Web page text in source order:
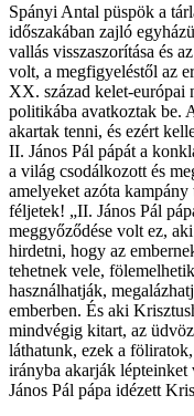
Spányi Antal püspök a
időszakában zajló
vallás visszaszorítása és
volt, a megfigyeléstől az
XX. század kelet-európai
politikába avatkoztak be.
akartak tenni, és ezért
II. János Pál pápát a
a világ csodálkozott és
amelyeket azóta
féljetek! „II. János Pál
meggyőződése volt ez,
hirdetni, hogy az
tehetnek vele,
használhatják,
emberben. És aki
mindvégig kitart, az
láthatunk, ezek a
irányba akarják
János Pál pápa idézett